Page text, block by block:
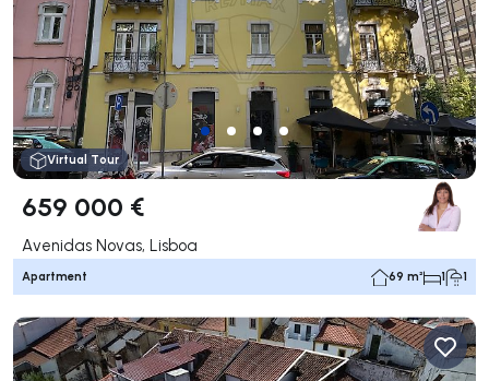
Virtual Tour
659 000 €
Avenidas Novas, Lisboa
Apartment 69 m² 1 1